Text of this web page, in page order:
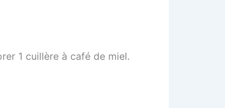
1 cuillère à café de miel.